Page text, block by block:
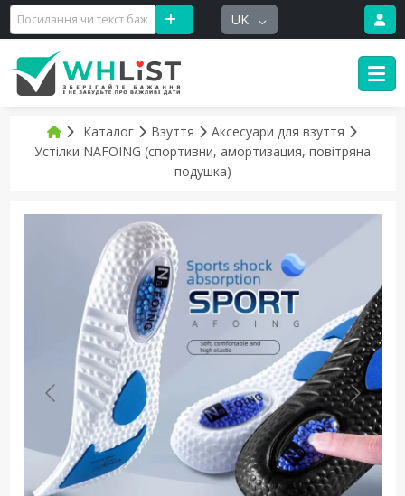
UK
Каталог Взуття
Аксесуари для взуття
Устілки NAFOING (спортивни, амортизация, повітряна
подушка)